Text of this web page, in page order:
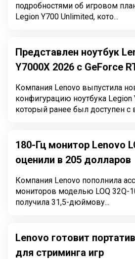
подробностями об игровом
Legion Y700 Unlimited, кото...
Представлен ноутбук
Y7000X 2026 с GeForce
Компания Lenovo выпустила
конфигурацию ноутбука Legion
который ранее был доступен с
180-Гц монитор Lenovo
оценили в 205 долларов
Компания Lenovo пополнила
мониторов моделью LOQ 32Q-
получила 31,5-дюймову...
Lenovo готовит
для стриминга игр